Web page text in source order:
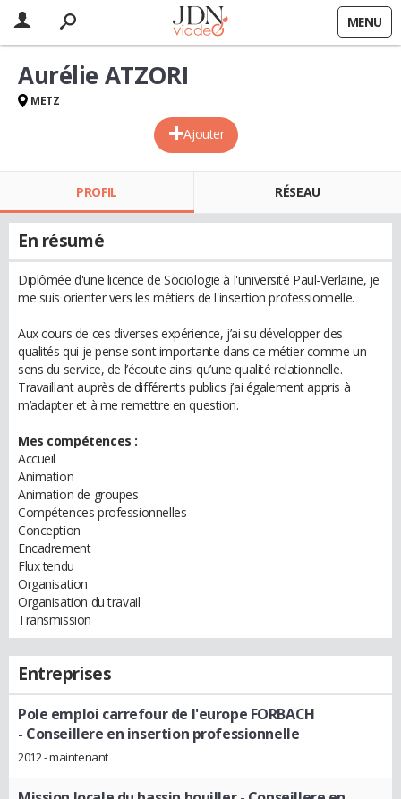
MENU
Ajouter
Aurélie ATZORI
METZ
PROFIL RÉSEAU
En résumé
Diplômée d'une licence de Sociologie à l'université Paul-Verlaine, je
me suis orienter vers les métiers de l'insertion professionnelle.
Aux cours de ces diverses expérience, j’ai su développer des
qualités qui je pense sont importante dans ce métier comme un
sens du service, de l’écoute ainsi qu’une qualité relationnelle.
Travaillant auprès de différents publics j’ai également appris à
m’adapter et à me remettre en question.
Mes compétences :
Accueil
Animation
Animation de groupes
Compétences professionnelles
Conception
Encadrement
Flux tendu
Organisation
Organisation du travail
Transmission
Entreprises
Pole emploi carrefour de l'europe FORBACH
- Conseillere en insertion professionnelle
2012 - maintenant